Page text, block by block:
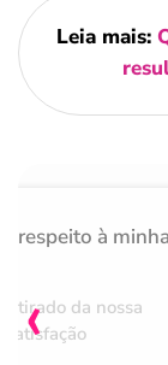
Leia mais:
respeito à minha
da nossa
‹